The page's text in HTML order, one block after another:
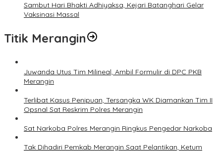
Sambut Hari Bhakti Adhiyaksa, Kejari Batanghari Gelar
Vaksinasi Massal
Titik Merangin
Juwanda Utus Tim Milineal, Ambil Formulir di DPC PKB
Merangin
Terlibat Kasus Penipuan, Tersangka WK Diamankan Tim II
Opsnal Sat Reskrim Polres Merangin
Sat Narkoba Polres Merangin Ringkus Pengedar Narkoba
Tak Dihadiri Pemkab Merangin Saat Pelantikan, Ketum